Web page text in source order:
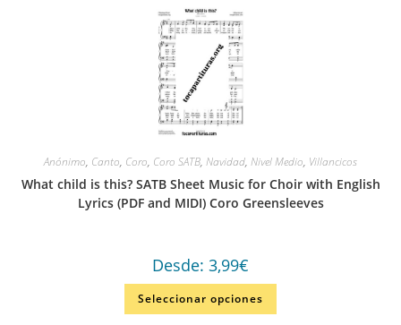
Anónimo, Canto, Coro, Coro SATB, Navidad, Nivel Medio, Villancicos
What child is this? SATB Sheet Music for Choir with English
Lyrics (PDF and MIDI) Coro Greensleeves
Desde: 3,99€
Seleccionar opciones